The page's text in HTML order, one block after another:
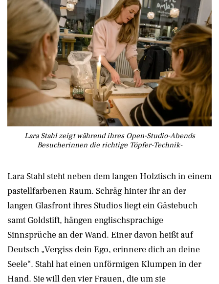
Lara Stahl zeigt während ihres Open-Studio-Abends
Besucherinnen die richtige Töpfer-Technik-
Lara Stahl steht neben dem langen Holztisch in einem
pastellfarbenen Raum. Schräg hinter ihr an der
langen Glasfront ihres Studios liegt ein Gästebuch
samt Goldstift, hängen englischsprachige
Sinnsprüche an der Wand. Einer davon heißt auf
Deutsch „Vergiss dein Ego, erinnere dich an deine
Seele“. Stahl hat einen unförmigen Klumpen in der
Hand. Sie will den vier Frauen, die um sie